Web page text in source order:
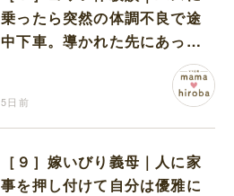
乗ったら突然の体調不良で途
中下車。導かれた先にあった
5日前
［９］嫁いびり義母｜人に家
事を押し付けて自分は優雅に